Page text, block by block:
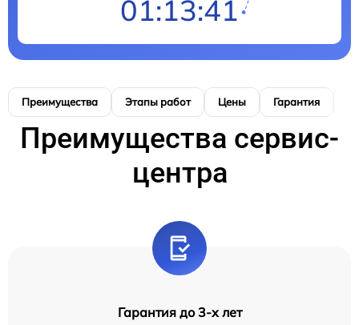
01:13:40
Преимущества Этапы работ Цены Гарантия
Преимущества сервис-
центра
Гарантия до 3-х лет